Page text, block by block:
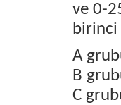
ve 0-
birinci
A
B
C